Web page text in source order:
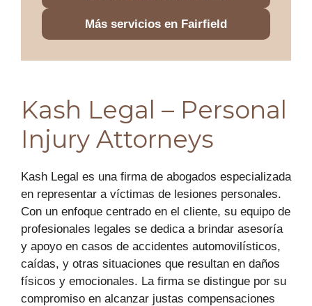
Más servicios en Fairfield
Kash Legal – Personal
Injury Attorneys
Kash Legal es una firma de abogados especializada
en representar a víctimas de lesiones personales.
Con un enfoque centrado en el cliente, su equipo de
profesionales legales se dedica a brindar asesoría
y apoyo en casos de accidentes automovilísticos,
caídas, y otras situaciones que resultan en daños
físicos y emocionales. La firma se distingue por su
compromiso en alcanzar justas compensaciones